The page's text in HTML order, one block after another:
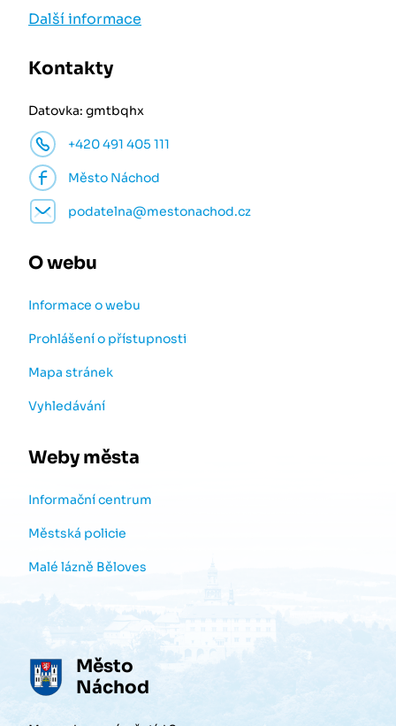
Další informace
Kontakty
Datovka: gmtbqhx
+420 491 405 111
Město Náchod
podatelna@mestonachod.cz
O webu
Informace o webu
Prohlášení o přístupnosti
Mapa stránek
Vyhledávání
Weby města
Informační centrum
Městská policie
Malé lázně Běloves
Město
Náchod